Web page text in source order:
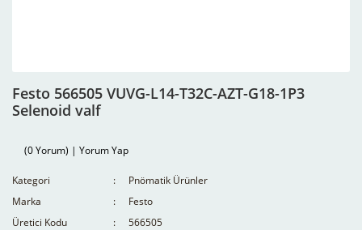
Festo 566505 VUVG-L14-T32C-AZT-G18-1P3
Selenoid valf
(0 Yorum) | Yorum Yap
Kategori
Pnömatik Ürünler
Marka
Festo
Üretici Kodu
566505